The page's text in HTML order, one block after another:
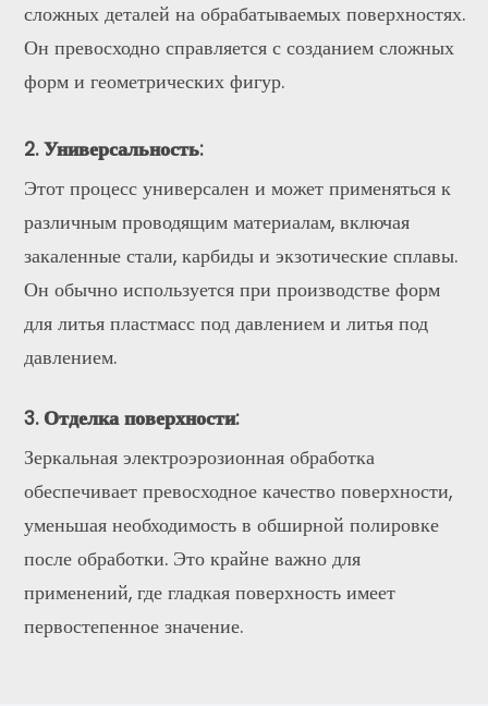
сложных деталей на обрабатываемых поверхностях.
Он превосходно справляется с созданием сложных
форм и геометрических фигур.
2. Универсальность:
Этот процесс универсален и может применяться к
различным проводящим материалам, включая
закаленные стали, карбиды и экзотические сплавы.
Он обычно используется при производстве форм
для литья пластмасс под давлением и литья под
давлением.
3. Отделка поверхности:
Зеркальная электроэрозионная обработка
обеспечивает превосходное качество поверхности,
уменьшая необходимость в обширной полировке
после обработки. Это крайне важно для
применений, где гладкая поверхность имеет
первостепенное значение.